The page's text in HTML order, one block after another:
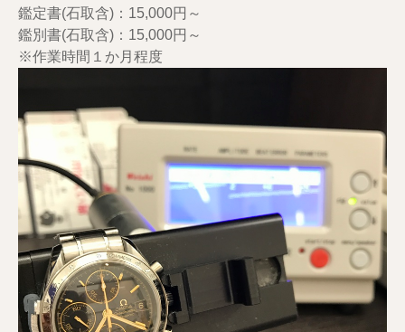
鑑定書(石取含)：15,000円～
鑑別書(石取含)：15,000円～
※作業時間１か月程度